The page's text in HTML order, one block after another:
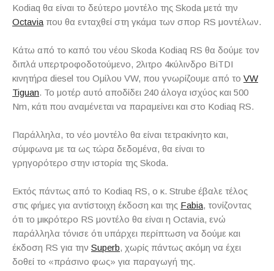
Kodiaq θα είναι το δεύτερο μοντέλο της Skoda μετά την
Octavia που θα ενταχθεί στη γκάμα των σπορ RS μοντέλων.
Κάτω από το καπό του νέου Skoda Kodiaq RS θα δούμε τον
διπλά υπερτροφοδοτούμενο, 2λιτρο 4κύλινδρο BiTDI
κινητήρα diesel του Ομίλου VW, που γνωρίζουμε από το VW
Tiguan. Το μοτέρ αυτό αποδίδει 240 άλογα ισχύος και 500
Nm, κάτι που αναμένεται να παραμείνει και στο Kodiaq RS.
Παράλληλα, το νέο μοντέλο θα είναι τετρακίνητο και,
σύμφωνα με τα ως τώρα δεδομένα, θα είναι το
γρηγορότερο στην ιστορία της Skoda.
Εκτός πάντως από το Kodiaq RS, ο κ. Strube έβαλε τέλος
στις φήμες για αντίστοιχη έκδοση και της Fabia, τονίζοντας
ότι το μικρότερο RS μοντέλο θα είναι η Octavia, ενώ
παράλληλα τόνισε ότι υπάρχει περίπτωση να δούμε και
έκδοση RS για την Superb, χωρίς πάντως ακόμη να έχει
δοθεί το «πράσινο φως» για παραγωγή της.